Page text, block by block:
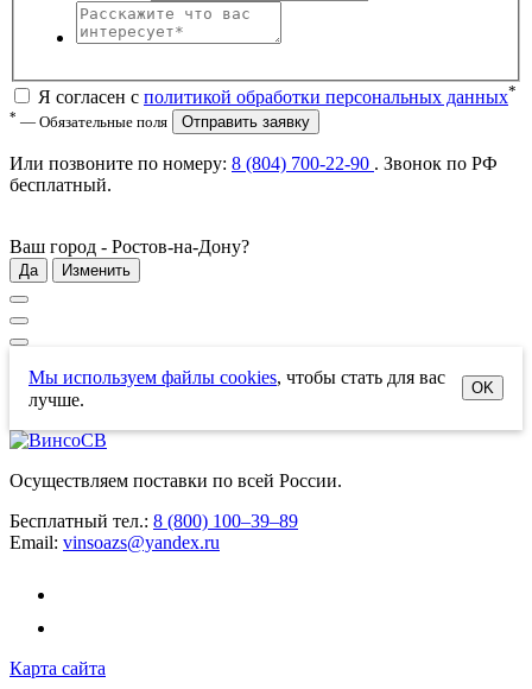
Я согласен с политикой обработки персональных данных*
* — Обязательные поля Отправить заявку
Или позвоните по номеру: 8 (804) 700-22-90 . Звонок по РФ
бесплатный.
Ваш город - Ростов-на-Дону?
Да Изменить
Мы используем файлы cookies, чтобы стать для вас
лучше.
OK
Осуществляем поставки по всей России.
Бесплатный тел.: 8 (800) 100–39–89
Email: vinsoazs@yandex.ru
Карта сайта